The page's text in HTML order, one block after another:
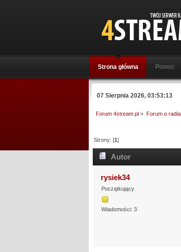
Strona główna Pomoc
07 Sierpnia 2026, 03:53:13
Forum 4stream.pl » Forum o
Strony: [1]
Autor
rysiek34
Początkujący
Wiadomości: 3